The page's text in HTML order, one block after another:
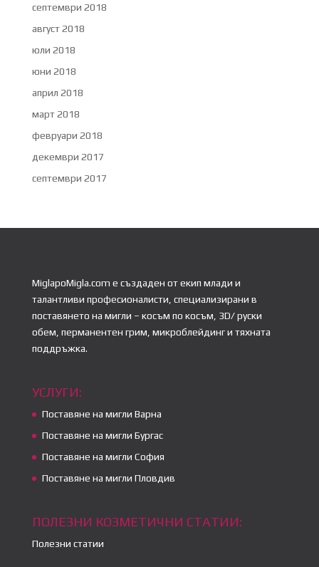
септември 2018
август 2018
юли 2018
юни 2018
април 2018
март 2018
февруари 2018
декември 2017
септември 2017
MiglapoMigla.com е създаден от екип млади и
талантливи професионалисти, специализирани в
поставянето на мигли – косъм по косъм, 3D/ руски
обем, перманентен грим, микроблейдинг и тяхната
поддръжка.
УСЛУГИ:
Поставяне на мигли Варна
Поставяне на мигли Бургас
Поставяне на мигли София
Поставяне на мигли Пловдив
ПОЛЕЗНИ КОЗМЕТИЧНИ СТАТИИ:
Полезни статии